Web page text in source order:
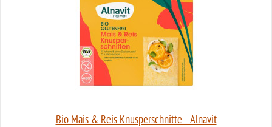
Bio Mais & Reis Knusperschnitte - Alnavit